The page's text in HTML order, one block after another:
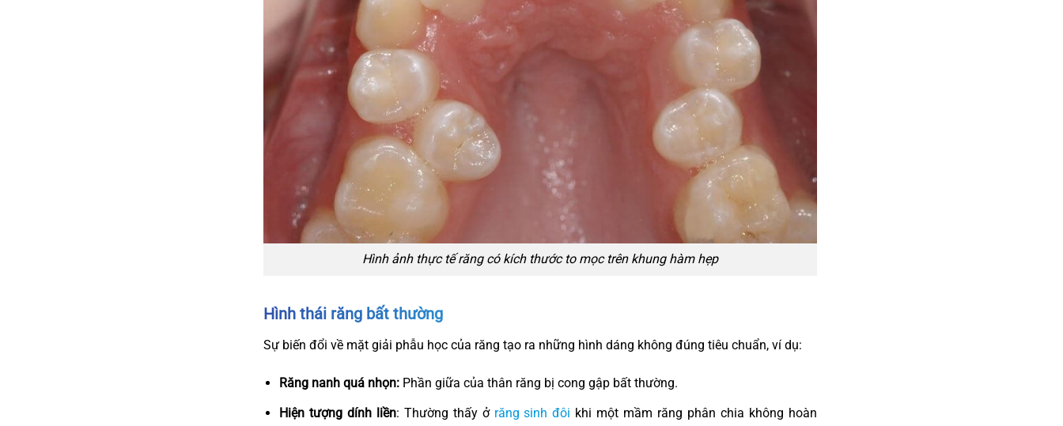
Hình ảnh thực tế răng có kích thước to mọc trên khung hàm hẹp
Hình thái răng bất thường
Sự biến đổi về mặt giải phẫu học của răng tạo ra những hình dáng không đúng tiêu chuẩn, ví dụ:
Răng nanh quá nhọn: Phần giữa của thân răng bị cong gập bất thường.
Hiện tượng dính liền: Thường thấy ở răng sinh đôi khi một mầm răng phân chia không hoàn